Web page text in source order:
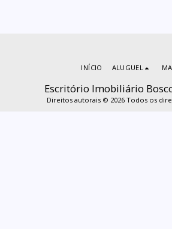
Escritório Imobiliário
Direitos autorais © 2026 Todos os
INÍCIO ALUGUEL